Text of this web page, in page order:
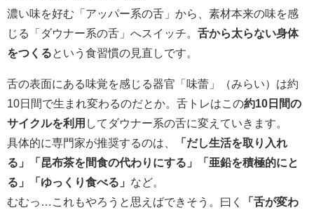
濃い味を好む「アッパー系の舌」から、素材本来の味を感
じる「ダウナー系の舌」へスイッチ。 舌から太らない身体
をつくる という食習慣の見直しです。
舌の表面にある味覚を感じる器官「味蕾」（みらい）は約
10日間で生まれ変わるのだとか。舌トレはこの約10日間の
サイクルを利用 してダウナー系の舌に変えていきます。
具体的に専門家が推奨するのは、
「だし生活を取り入れ
る」「昆布茶を間食の代わりにする」「亜鉛を積極的にと
る」「ゆっくり食べる」 など。
むむっ…これもやろうと思えばできそう。曰く
「舌が変わ